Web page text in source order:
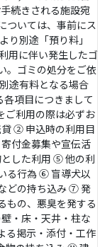
続きされる施設宛
ついては、事前にス
り別途「預り料」
用に伴い発生したゴ
。ゴミの処分をご依
途有料となる場合
項目につきまして
ご利用の際は必ずお
② 申込時の利用目
付金募集や宣伝活
した利用 ⑤ 他の利
る行為 ⑥ 盲導犬以
どの持ち込み ⑦ 発
もの、悪臭を発する
・床・天井・柱な
る掲示・添付・工作